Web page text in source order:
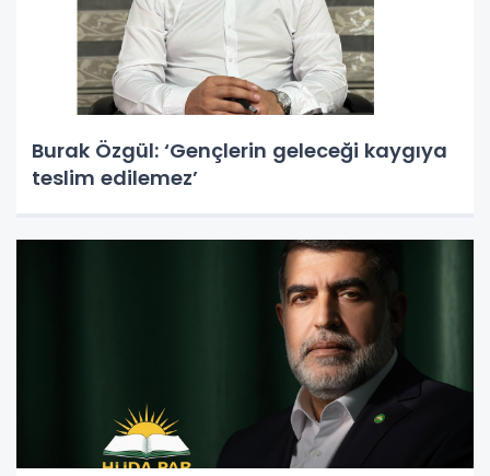
Burak Özgül: ‘Gençlerin geleceği kaygıya
teslim edilemez’